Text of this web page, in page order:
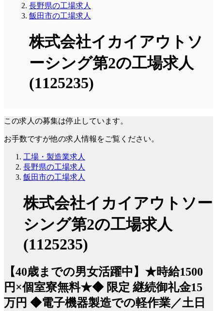
長野県の工場求人
飯田市の工場求人
株式会社イカイアウトソ
ーシング第2の工場求人
(1125235)
この求人の募集は停止しています。
お手数ですが他の求人情報をご覧ください。
工場・製造業求人
長野県の工場求人
飯田市の工場求人
株式会社イカイアウトソー
シング第2の工場求人
(1125235)
【40歳までの男女活躍中】★時給1500
円×個室寮無料★◆ 限定 継続御礼金15
万円 ◆電子機器製造での軽作業／土日